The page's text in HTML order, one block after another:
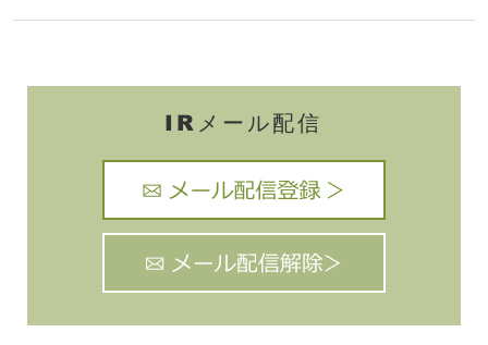
IRメール配信